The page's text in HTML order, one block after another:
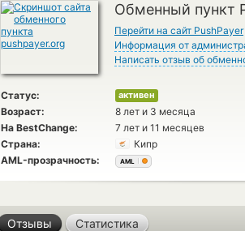
Обменный пункт
Перейти на сайт PushPayer
Информация от
Написать отзыв об
Статус: активен
Возраст: 8 лет и 3 месяца
На BestChange: 7 лет и 11 месяцев
Страна:
Кипр
AML-прозрачность:
AML
Отзывы Статистика